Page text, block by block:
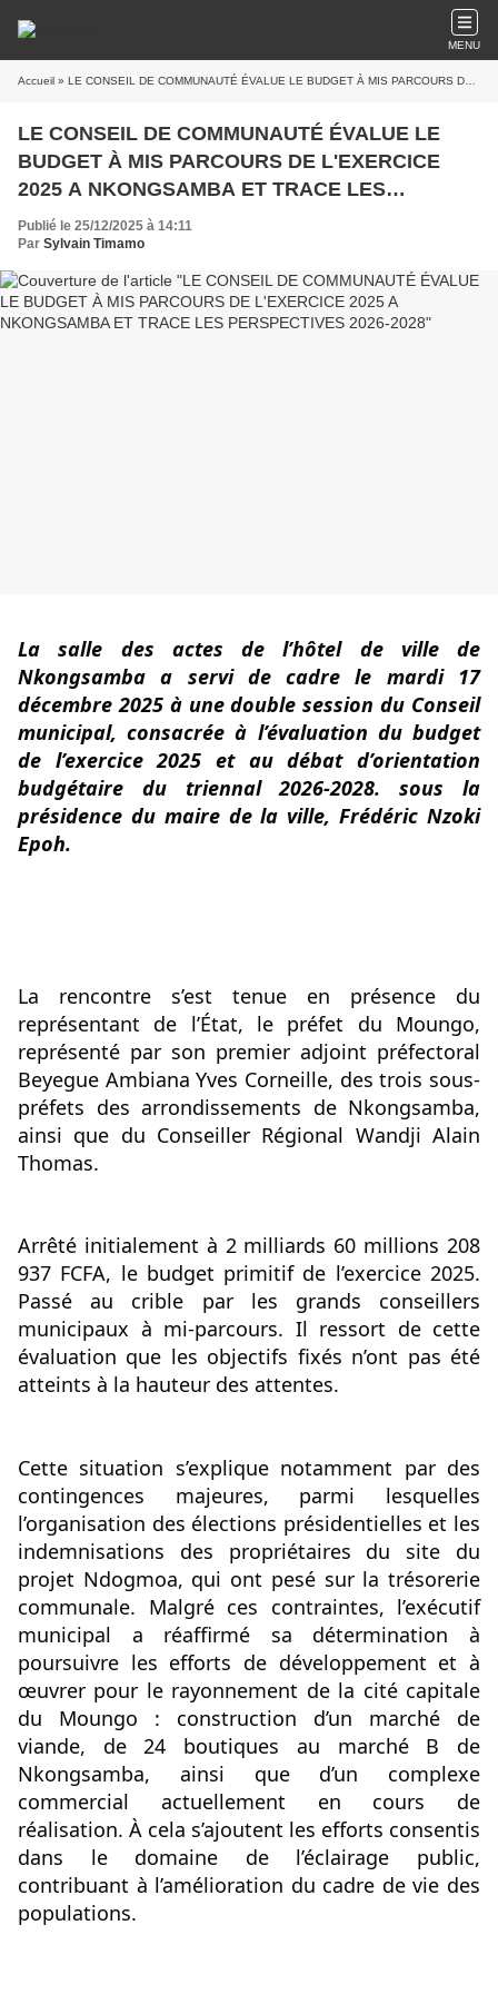
MENU
Accueil » LE CONSEIL DE COMMUNAUTÉ ÉVALUE LE BUDGET À MIS PARCOURS DE L'EXERCICE 2025 A NKONGSAMBA ET TRACE LES PERSPECTIVES 2026-2028
LE CONSEIL DE COMMUNAUTÉ ÉVALUE LE
BUDGET À MIS PARCOURS DE L'EXERCICE
2025 A NKONGSAMBA ET TRACE LES
PERSPECTIVES 2026-2028
Publié le 25/12/2025 à 14:11
Par Sylvain Timamo
La salle des actes de l’hôtel de ville de
Nkongsamba a servi de cadre le mardi 17
décembre 2025 à une double session du Conseil
municipal, consacrée à l’évaluation du budget
de l’exercice 2025 et au débat d’orientation
budgétaire du triennal 2026-2028. sous la
présidence du maire de la ville, Frédéric Nzoki
Epoh.
La rencontre s’est tenue en présence du
représentant de l’État, le préfet du Moungo,
représenté par son premier adjoint préfectoral
Beyegue Ambiana Yves Corneille, des trois sous-
préfets des arrondissements de Nkongsamba,
ainsi que du Conseiller Régional Wandji Alain
Thomas.
Arrêté initialement à 2 milliards 60 millions 208
937 FCFA, le budget primitif de l’exercice 2025.
Passé au crible par les grands conseillers
municipaux à mi-parcours. Il ressort de cette
évaluation que les objectifs fixés n’ont pas été
atteints à la hauteur des attentes.
Cette situation s’explique notamment par des
contingences majeures, parmi lesquelles
l’organisation des élections présidentielles et les
indemnisations des propriétaires du site du
projet Ndogmoa, qui ont pesé sur la trésorerie
communale. Malgré ces contraintes, l’exécutif
municipal a réaffirmé sa détermination à
poursuivre les efforts de développement et à
œuvrer pour le rayonnement de la cité capitale
du Moungo : construction d’un marché de
viande, de 24 boutiques au marché B de
Nkongsamba, ainsi que d’un complexe
commercial actuellement en cours de
réalisation. À cela s’ajoutent les efforts consentis
dans le domaine de l’éclairage public,
contribuant à l’amélioration du cadre de vie des
populations.